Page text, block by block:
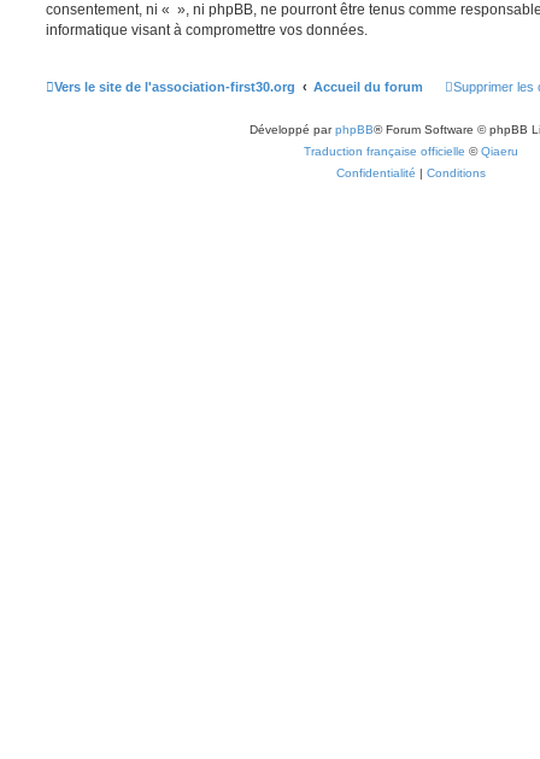
consentement, ni « », ni phpBB, ne pourront être tenus comme
informatique visant à compromettre vos données.
Vers le site de l'association-first30.org Accueil du forum Supprimer les
Développé parphpBB® Forum Software © phpBB
Traduction française officielle ©Qiaeru
Confidentialité | Conditions